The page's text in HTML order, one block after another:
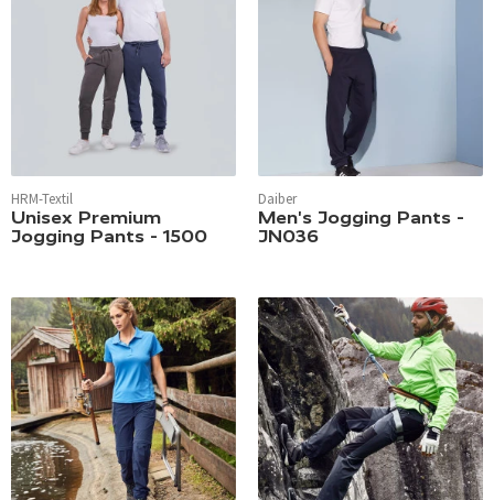
HRM-Textil
Unisex Premium
Jogging Pants - 1500
Daiber
Men's Jogging Pants -
JN036